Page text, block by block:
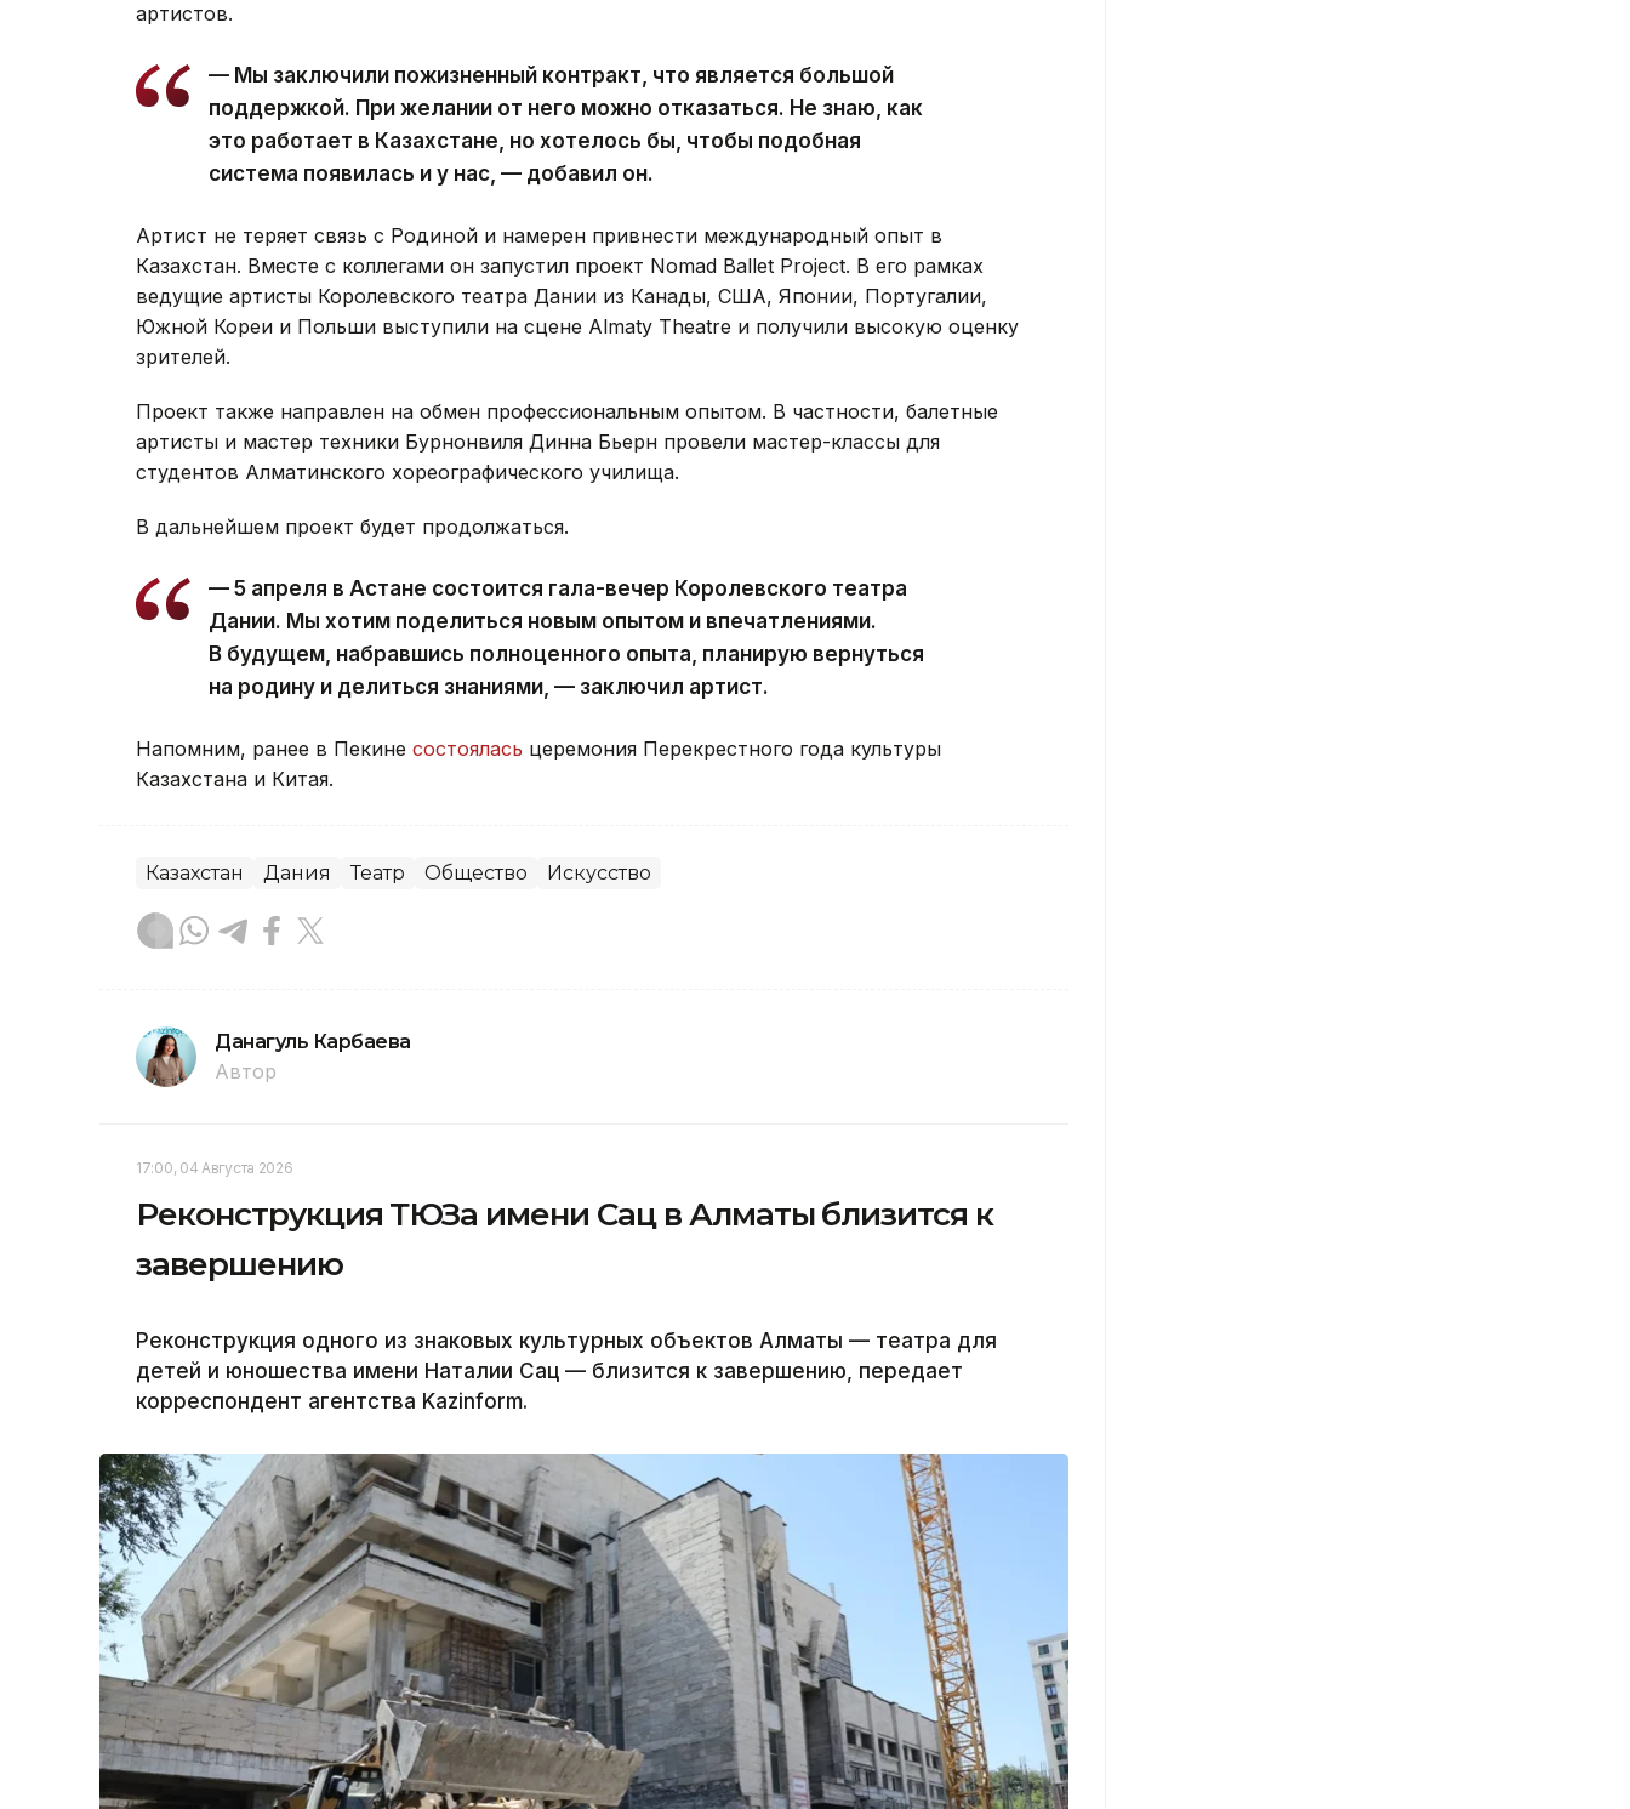
артистов.
— Мы заключили пожизненный контракт, что является большой
поддержкой. При желании от него можно отказаться. Не знаю, как
это работает в Казахстане, но хотелось бы, чтобы подобная
система появилась и у нас, — добавил он.
Артист не теряет связь с Родиной и намерен привнести международный опыт в
Казахстан. Вместе с коллегами он запустил проект Nomad Ballet Project. В его рамках
ведущие артисты Королевского театра Дании из Канады, США, Японии, Португалии,
Южной Кореи и Польши выступили на сцене Almaty Theatre и получили высокую оценку
зрителей.
Проект также направлен на обмен профессиональным опытом. В частности, балетные
артисты и мастер техники Бурнонвиля Динна Бьерн провели мастер-классы для
студентов Алматинского хореографического училища.
В дальнейшем проект будет продолжаться.
— 5 апреля в Астане состоится гала-вечер Королевского театра
Дании. Мы хотим поделиться новым опытом и впечатлениями.
В будущем, набравшись полноценного опыта, планирую вернуться
на родину и делиться знаниями, — заключил артист.
Напомним, ранее в Пекине состоялась церемония Перекрестного года культуры
Казахстана и Китая.
Казахстан Дания Театр Общество Искусство
Данагуль Карбаева
Автор
17:00, 04 Августа 2026
Реконструкция ТЮЗа имени Сац в Алматы близится к
завершению
Реконструкция одного из знаковых культурных объектов Алматы — театра для
детей и юношества имени Наталии Сац — близится к завершению, передает
корреспондент агентства Kazinform.